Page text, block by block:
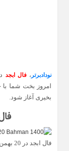
نودادبرتر ، فال ابجد
امروز بخت شما
بخیری آغاز شود.
فال
فال ابجد در 20 بهمن 1400